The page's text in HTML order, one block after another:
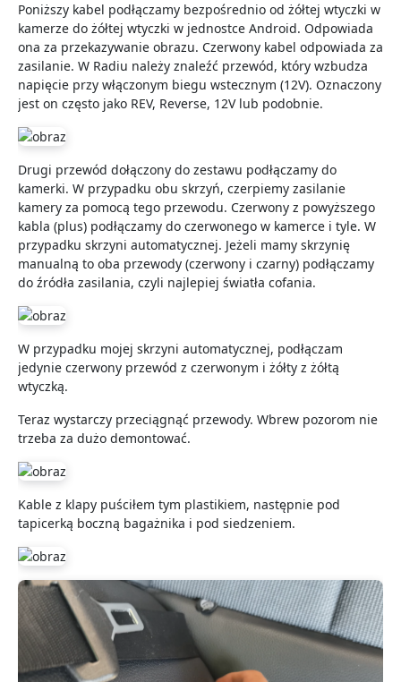
Poniższy kabel podłączamy bezpośrednio od żółtej wtyczki w
kamerze do żółtej wtyczki w jednostce Android. Odpowiada
ona za przekazywanie obrazu. Czerwony kabel odpowiada za
zasilanie. W Radiu należy znaleźć przewód, który wzbudza
napięcie przy włączonym biegu wstecznym (12V). Oznaczony
jest on często jako REV, Reverse, 12V lub podobnie.
Drugi przewód dołączony do zestawu podłączamy do
kamerki. W przypadku obu skrzyń, czerpiemy zasilanie
kamery za pomocą tego przewodu. Czerwony z powyższego
kabla (plus) podłączamy do czerwonego w kamerce i tyle. W
przypadku skrzyni automatycznej. Jeżeli mamy skrzynię
manualną to oba przewody (czerwony i czarny) podłączamy
do źródła zasilania, czyli najlepiej światła cofania.
W przypadku mojej skrzyni automatycznej, podłączam
jedynie czerwony przewód z czerwonym i żółty z żółtą
wtyczką.
Teraz wystarczy przeciągnąć przewody. Wbrew pozorom nie
trzeba za dużo demontować.
Kable z klapy puściłem tym plastikiem, następnie pod
tapicerką boczną bagażnika i pod siedzeniem.